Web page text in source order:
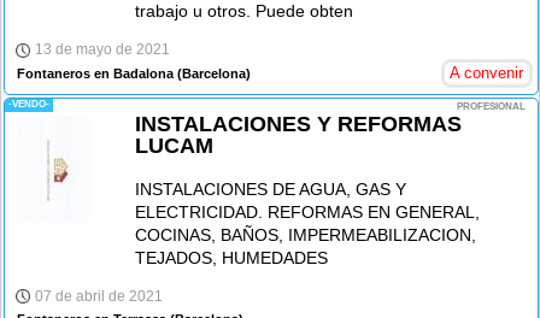
trabajo u otros. Puede obten
13 de mayo de 2021
Fontaneros en Badalona (Barcelona) A convenir
-VENDO- PROFESIONAL
INSTALACIONES Y REFORMAS
LUCAM
INSTALACIONES DE AGUA, GAS Y
ELECTRICIDAD. REFORMAS EN GENERAL,
COCINAS, BAÑOS, IMPERMEABILIZACION,
TEJADOS, HUMEDADES
07 de abril de 2021